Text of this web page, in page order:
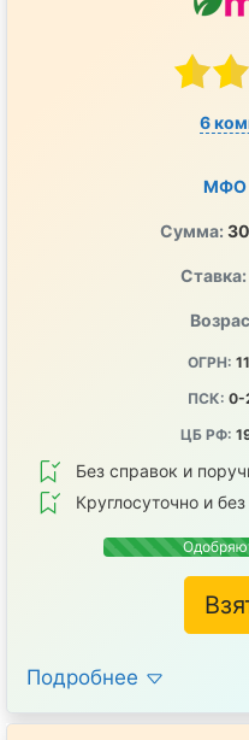
6
МФО
Сумма:
Ставка:
ОГРН:
ПСК: 0-
ЦБ РФ:
Без справок и
Круглосуточно и
Подробнее